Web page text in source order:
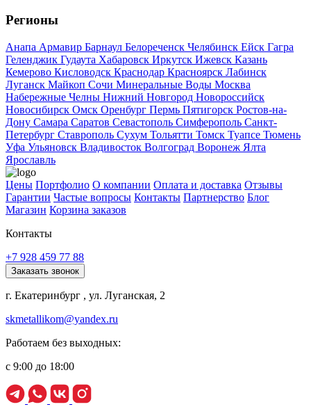
Регионы
Анапа Армавир Барнаул Белореченск Челябинск Ейск Гагра
Геленджик Гудаута Хабаровск Иркутск Ижевск Казань
Кемерово Кисловодск Краснодар Красноярск Лабинск
Луганск Майкоп Сочи Минеральные Воды Москва
Набережные Челны Нижний Новгород Новороссийск
Новосибирск Омск Оренбург Пермь Пятигорск Ростов-на-
Дону Самара Саратов Севастополь Симферополь Санкт-
Петербург Ставрополь Сухум Тольятти Томск Туапсе Тюмень
Уфа Ульяновск Владивосток Волгоград Воронеж Ялта
Ярославль
Цены Портфолио О компании Оплата и доставка Отзывы
Гарантии Частые вопросы Контакты Партнерство Блог
Магазин Корзина заказов
Контакты
+7 928 459 77 88
Заказать звонок
г. Екатеринбург , ул. Луганская, 2
skmetallikom@yandex.ru
Работаем без выходных:
с 9:00 до 18:00